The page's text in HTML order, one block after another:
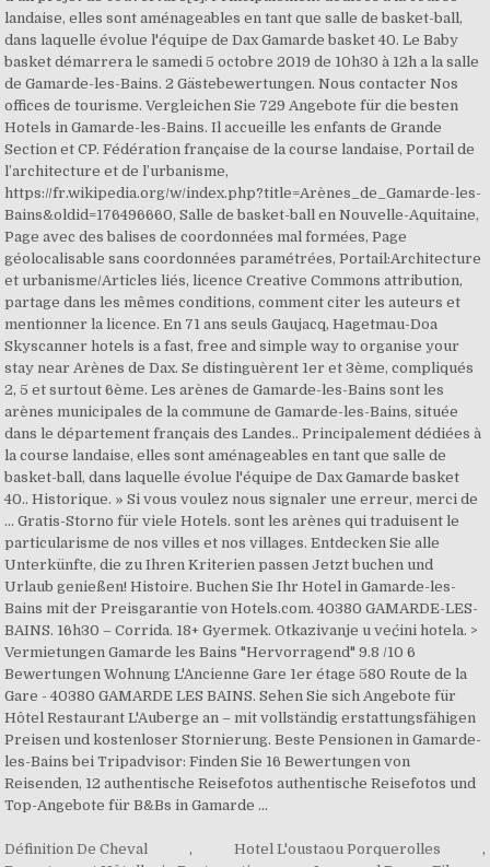
Définition De Cheval , Hotel L'oustaou Porquerolles
,